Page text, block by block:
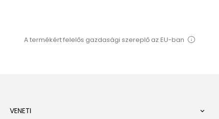
A termékért felelős gazdasági szereplő az EU-ban
VENETI 